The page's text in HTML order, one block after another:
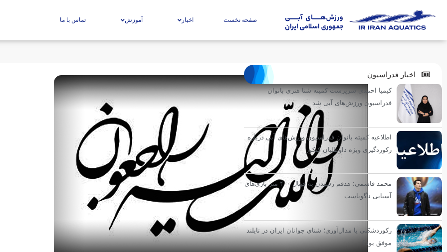
صفحه نخست اخبار آموزش تماس با ما
اخبار فدراسیون
کیمیا احمدی سرپرست کمیته شنا هنری بانوان
فدراسیون ورزش‌های آبی شد
اطلاعیه کمیته بانوان فدراسیون ورزش‌های آبی درباره
رکوردگیری ویژه داوطلبان کنکور
محمد قاسمی: هدفم رسیدن به فینال ۴۰۰ متر بازی‌های
آسیایی ناگویاست
رکوردشکنی یا مدال‌آوری؛ شنای جوانان ایران در تایلند
موفق بود؟